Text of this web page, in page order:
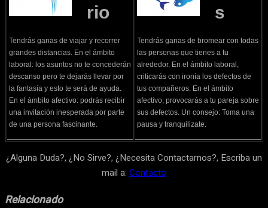
rio
Tendrás ganas de viajar y recorrer
grandes distancias. En el ámbito
laboral: los asuntos no te concederán
descanso pero te dejarás llevar por
la fantasía y esto te será de ayuda.
En el ámbito afectivo: podrás recibir
una invitación inesperada por parte
de una persona fascinante.
s
Tendrás ganas de bromear con todas
las personas que tienes a tu
alrededor. En el ámbito laboral,
criticarás con ironía los defectos de
tus compañeros. En el ámbito
afectivo, provocarás a tu pareja sobre
sus defectos. Un consejo: Toma una
pausa y tranquilizate.
¿Alguna Duda?, ¿No Sirve?, ¿Necesita Contactarnos?, Escriba un
mail a: Contacto
Relacionado